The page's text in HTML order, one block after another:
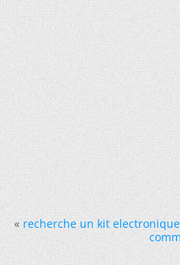
« recherche un kit